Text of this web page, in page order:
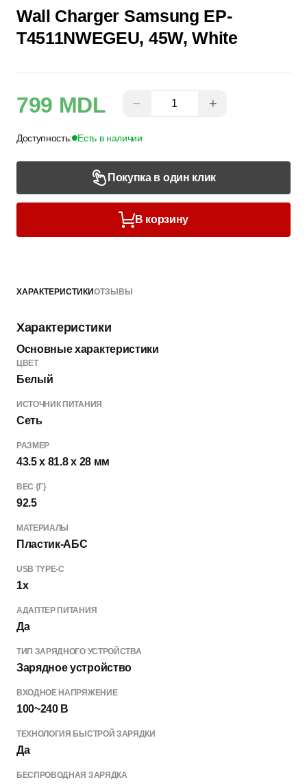
Wall Charger Samsung EP-
T4511NWEGEU, 45W, White
799 MDL − +
Доступность: Есть в наличии
Покупка в один клик
В корзину
ХАРАКТЕРИСТИКИОТЗЫВЫ
Характеристики
Основные характеристики
ЦВЕТ
Белый
ИСТОЧНИК ПИТАНИЯ
Сеть
РАЗМЕР
43.5 x 81.8 x 28 мм
ВЕС {Г}
92.5
МАТЕРИАЛЫ
Пластик-АБС
USB TYPE-C
1x
АДАПТЕР ПИТАНИЯ
Да
ТИП ЗАРЯДНОГО УСТРОЙСТВА
Зарядное устройство
ВХОДНОЕ НАПРЯЖЕНИЕ
100~240 В
ТЕХНОЛОГИЯ БЫСТРОЙ ЗАРЯДКИ
Да
БЕСПРОВОДНАЯ ЗАРЯДКА